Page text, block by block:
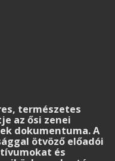
természetes
az ősi zenei
dokumentuma. A
ötvöző előadói
és